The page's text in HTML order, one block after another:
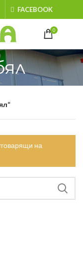
FACEBOOK
0
на